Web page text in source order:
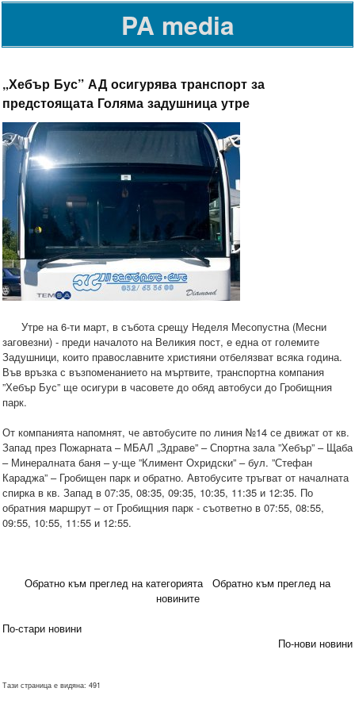
PA media
„Хебър Бус” АД осигурява транспорт за
предстоящата Голяма задушница утре
Утре на 6-ти март, в събота срещу Неделя Месопустна (Месни
заговезни) - преди началото на Великия пост, е една от големите
Задушници, които православните християни отбелязват всяка година.
Във връзка с възпоменанието на мъртвите, транспортна компания
”Хебър Бус” ще осигури в часовете до обяд автобуси до Гробищния
парк.
От компанията напомнят, че автобусите по линия №14 се движат от кв.
Запад през Пожарната – МБАЛ „Здраве” – Спортна зала ”Хебър” – Щаба
– Минералната баня – у-ще ”Климент Охридски” – бул. ”Стефан
Караджа” – Гробищен парк и обратно. Автобусите тръгват от началната
спирка в кв. Запад в 07:35, 08:35, 09:35, 10:35, 11:35 и 12:35. По
обратния маршрут – от Гробищния парк - съответно в 07:55, 08:55,
09:55, 10:55, 11:55 и 12:55.
Обратно към преглед на категорията
Обратно към преглед на
новините
По-стари новини
По-нови новини
Тази страница е видяна: 491